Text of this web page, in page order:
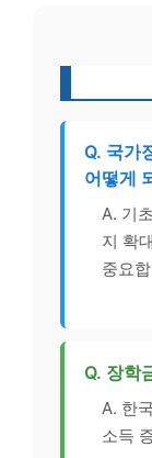
Q. 국가
어떻게
A. 기
지 확
중요
Q. 장학
A. 한
소득